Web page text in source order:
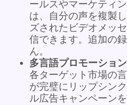
ールスやマーケティ
は、自分の声を複製
ズされたビデオメッ
信できます。追加の
ん。
多言語プロモーショ
各ターゲット市場の
が完璧にリップシン
ル広告キャンペーン